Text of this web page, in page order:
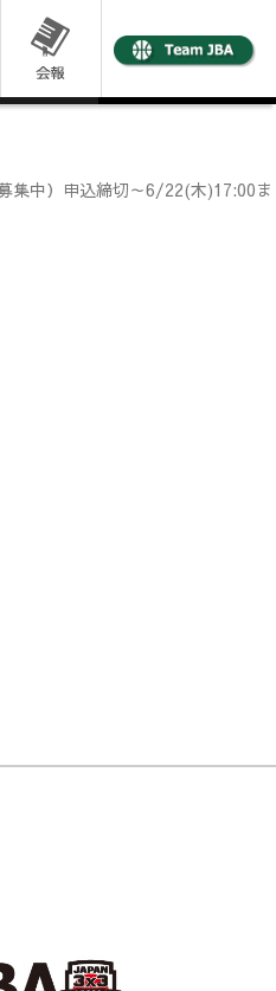
集中）申込締切～6/22(木)17:00ま